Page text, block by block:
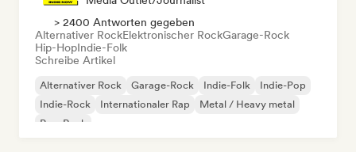
> 2400 Antworten gegeben
Alternativer RockElektronischer RockGarage-Rock
Hip-HopIndie-Folk
Schreibe Artikel
Alternativer Rock Garage-Rock Indie-Folk
Indie-Pop
Indie-Rock
Internationaler Rap
Metal / Heavy metal
Pop-Rock